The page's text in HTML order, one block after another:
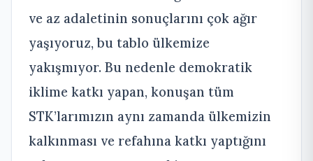
ve az adaletinin sonuçlarını çok ağır
yaşıyoruz, bu tablo ülkemize
yakışmıyor. Bu nedenle demokratik
iklime katkı yapan, konuşan tüm
STK’larımızın aynı zamanda ülkemizin
kalkınması ve refahına katkı yaptığını